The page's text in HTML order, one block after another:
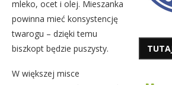
mleko, ocet i olej. Mieszanka
powinna mieć konsystencję
twarogu – dzięki temu
biszkopt będzie puszysty.
W większej misce